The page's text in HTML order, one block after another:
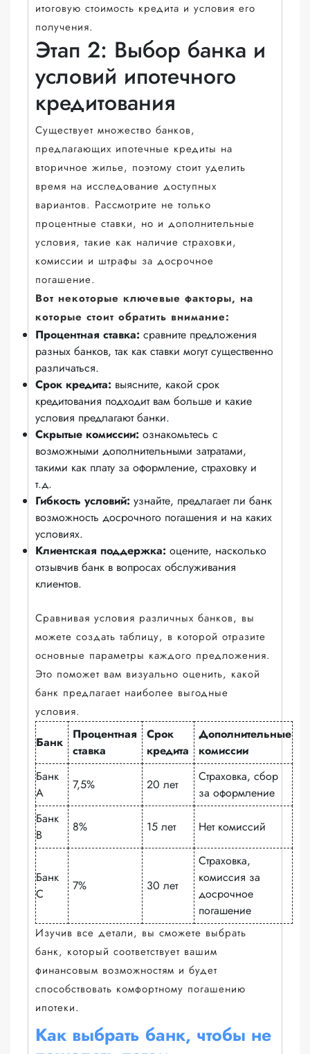
итоговую стоимость кредита и условия его
получения.
Этап 2: Выбор банка и
условий ипотечного
кредитования
Существует множество банков,
предлагающих ипотечные кредиты на
вторичное жилье, поэтому стоит уделить
время на исследование доступных
вариантов. Рассмотрите не только
процентные ставки, но и дополнительные
условия, такие как наличие страховки,
комиссии и штрафы за досрочное
погашение.
Вот некоторые ключевые факторы, на
которые стоит обратить внимание:
Процентная ставка: сравните предложения
разных банков, так как ставки могут существенно
различаться.
Срок кредита: выясните, какой срок
кредитования подходит вам больше и какие
условия предлагают банки.
Скрытые комиссии: ознакомьтесь с
возможными дополнительными затратами,
такими как плату за оформление, страховку и
т.д.
Гибкость условий: узнайте, предлагает ли банк
возможность досрочного погашения и на каких
условиях.
Клиентская поддержка: оцените, насколько
отзывчив банк в вопросах обслуживания
клиентов.
Сравнивая условия различных банков, вы
можете создать таблицу, в которой отразите
основные параметры каждого предложения.
Это поможет вам визуально оценить, какой
банк предлагает наиболее выгодные
условия.
Банк
Процентная
ставка
Срок
кредита
Дополнительные
комиссии
Банк
A
7,5% 20 лет
Страховка, сбор
за оформление
Банк
B
8% 15 лет Нет комиссий
Банк
C
7% 30 лет
Страховка,
комиссия за
досрочное
погашение
Изучив все детали, вы сможете выбрать
банк, который соответствует вашим
финансовым возможностям и будет
способствовать комфортному погашению
ипотеки.
Как выбрать банк, чтобы не